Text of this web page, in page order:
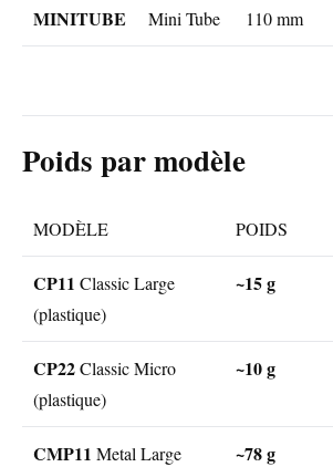
MINITUBE Mini Tube 110 mm
Poids par modèle
MODÈLE POIDS
CP11 Classic Large
(plastique)
~15 g
CP22Classic Micro
(plastique)
~10 g
CMP11 Metal Large ~78 g